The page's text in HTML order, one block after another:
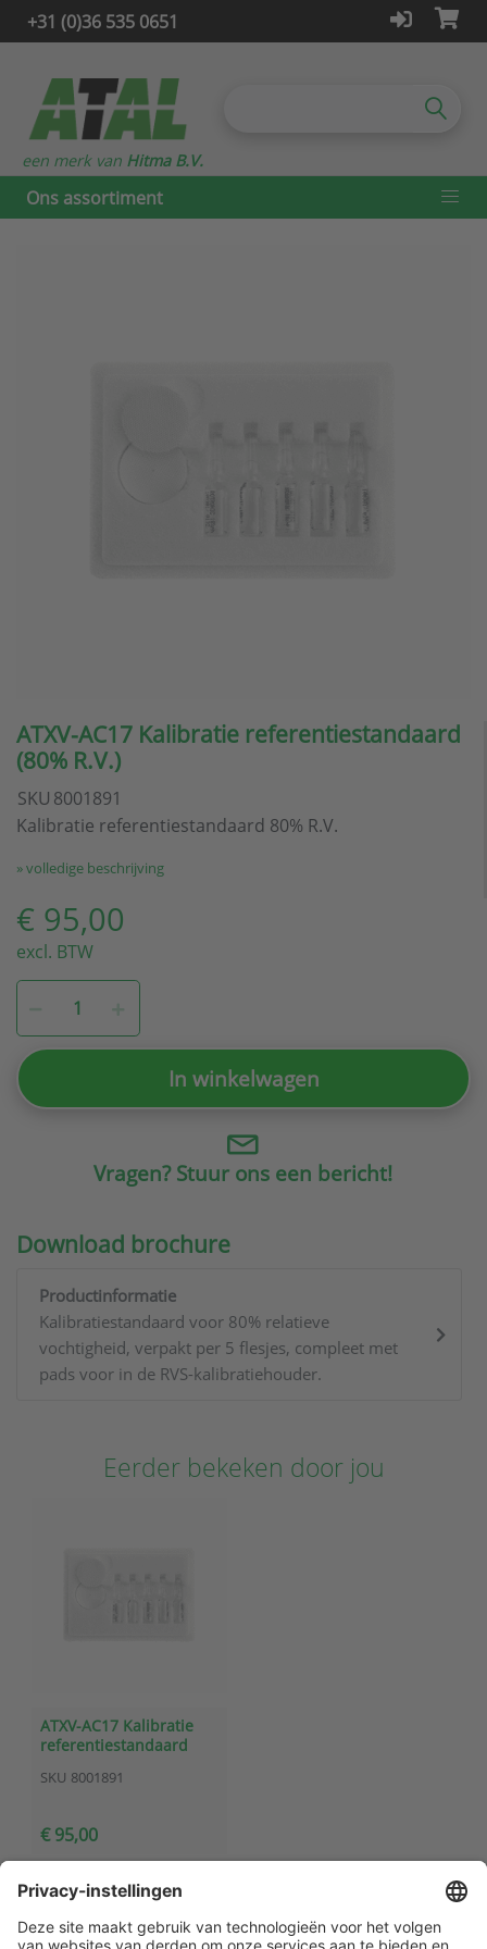
+31 (0)36 535 0651
Ons assortiment
een merk van Hitma B.V.
ATXV-AC17 Kalibratie referentiestandaard
(80% R.V.)
SKU 8001891
Kalibratie referentiestandaard 80% R.V.
» volledige beschrijving
€ 95,00
excl. BTW
In winkelwagen
Vragen? Stuur ons een bericht!
Download brochure
Productinformatie
Kalibratiestandaard voor 80% relatieve
vochtigheid, verpakt per 5 flesjes, compleet met
pads voor in de RVS-kalibratiehouder.
Eerder bekeken door jou
ATXV-AC17 Kalibratie
referentiestandaard
SKU 8001891
€ 95,00
Klantenservice